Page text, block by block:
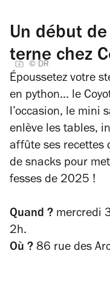
Un début
terne chez
© DR
Époussetez votre
en python… le
l’occasion, le mini
enlève les tables,
affûte ses recettes
de snacks pour
fesses de 2025 !
Quand ? mercredi
2h.
Où ? 86 rue des